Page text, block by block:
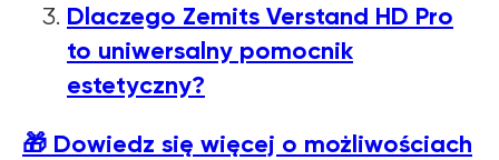
Dlaczego Zemits Verstand HD Pro
to uniwersalny pomocnik
estetyczny?
🎁 Dowiedz się więcej o możliwościach